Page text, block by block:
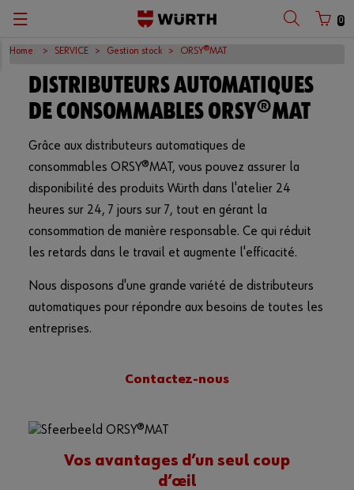
0
Terug
avec nom d'utilisateur avec un numéro de client
Nom d'utilisateur
Mot de passe
Se souvenir de mes identifiants
Pas encore client?
Inscrivez-vous dès maintenant à la boutique en ligne en 3 clics.
Terug
Catalogues
Terug
Liste des shops
Shops à l'étranger
Service d’enlèvement
Terug
Programmes & Guides de choix
Factures électroniques
Retour
WOW
Online shop et appli
Wüdesto
Terug
Offres d'emploi
Engagement
Histoire de würth
Code of compliance
Terug
Questions fréquentes
Terug
Nederlands
English
Deutsch
Home SERVICE Gestion stock ORSY®MAT
DISTRIBUTEURS AUTOMATIQUES
DE CONSOMMABLES ORSY®MAT
Grâce aux distributeurs automatiques de
consommables ORSY®MAT, vous pouvez assurer la
disponibilité des produits Würth dans l'atelier 24
heures sur 24, 7 jours sur 7, tout en gérant la
consommation de manière responsable. Ce qui réduit
les retards dans le travail et augmente l'efficacité.
Nous disposons d'une grande variété de distributeurs
automatiques pour répondre aux besoins de toutes les
entreprises.
Contactez-nous
Vos avantages d’un seul coup
d’œil